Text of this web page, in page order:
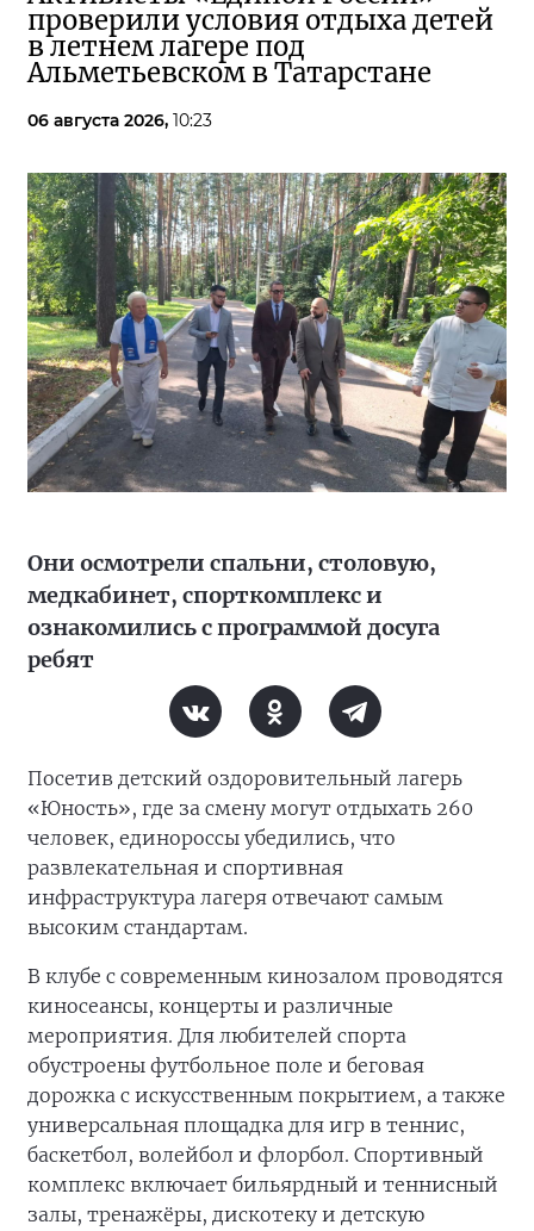
проверили условия отдыха детей
в летнем лагере под
Альметьевском в Татарстане
06 августа 2026, 10:23
Они осмотрели спальни, столовую,
медкабинет, спорткомплекс и
ознакомились с программой досуга
ребят
Посетив детский оздоровительный лагерь
«Юность», где за смену могут отдыхать 260
человек, единороссы убедились, что
развлекательная и спортивная
инфраструктура лагеря отвечают самым
высоким стандартам.
В клубе с современным кинозалом проводятся
киносеансы, концерты и различные
мероприятия. Для любителей спорта
обустроены футбольное поле и беговая
дорожка с искусственным покрытием, а также
универсальная площадка для игр в теннис,
баскетбол, волейбол и флорбол. Спортивный
комплекс включает бильярдный и теннисный
залы, тренажёры, дискотеку и детскую